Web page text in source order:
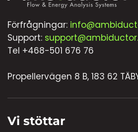
Förfrågningar:
Support:
Tel +468-501 676 76
Propellervägen 8 B, 183 62
Vi stöttar